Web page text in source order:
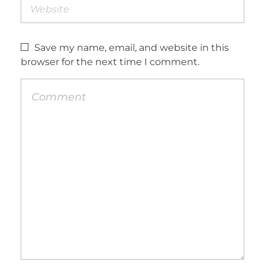
Save my name, email, and website in this
browser for the next time I comment.